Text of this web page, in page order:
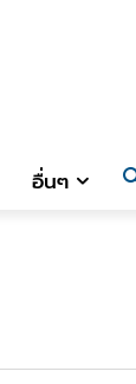
อื่นๆ